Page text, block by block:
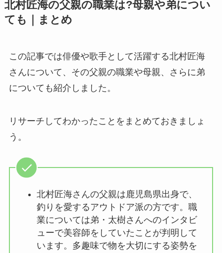
北村匠海の父親の職業は?母親や弟につい
ても｜まとめ
この記事では俳優や歌手として活躍する北村匠海
さんについて、その父親の職業や母親、さらに弟
についても紹介しました。
リサーチしてわかったことをまとめておきましょ
う。
北村匠海さんの父親は鹿児島県出身で、
釣りを愛するアウトドア派の方です。職
業については弟・太樹さんへのインタビ
ューで美容師をしていたことが判明して
います。多趣味で物を大切にする姿勢を